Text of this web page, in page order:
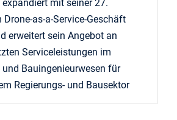
expandiert mit seiner 27.
Drone-as-a-Service-Geschäft
erweitert sein Angebot an
Serviceleistungen im
und Bauingenieurwesen für
Regierungs- und Bausektor